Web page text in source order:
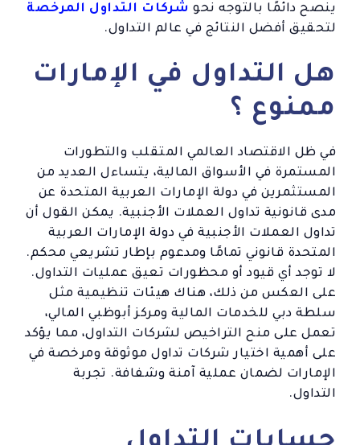
ينصح دائمًا بالتوجه نحوشركات التداول المرخصة
لتحقيق أفضل النتائج في عالم التداول.
هل التداول في الإمارات
ممنوع ؟
في ظل الاقتصاد العالمي المتقلب والتطورات
المستمرة في الأسواق المالية، يتساءل العديد من
المستثمرين في دولة الإمارات العربية المتحدة عن
مدى قانونية تداول العملات الأجنبية. يمكن القول أن
تداول العملات الأجنبية في دولة الإمارات العربية
المتحدة قانوني تمامًا ومدعوم بإطار تشريعي محكم.
لا توجد أي قيود أو محظورات تعيق عمليات التداول.
على العكس من ذلك، هناك هيئات تنظيمية مثل
سلطة دبي للخدمات المالية ومركز أبوظبي المالي،
تعمل على منح التراخيص لشركات التداول، مما يؤكد
على أهمية اختيار شركات تداول موثوقة ومرخصة في
الإمارات لضمان عملية آمنة وشفافة. تجربة
التداول.